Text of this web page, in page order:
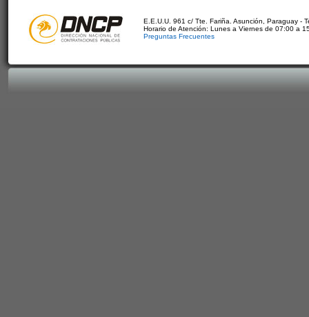
E.E.U.U. 961 c/ Tte. Fariña. Asunción, Paraguay -
Horario de Atención: Lunes a Viernes de 07:00 a
Preguntas Frecuentes